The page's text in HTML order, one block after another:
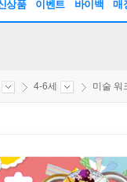
상품 이벤트 바이백 매
4-6세 미술 워